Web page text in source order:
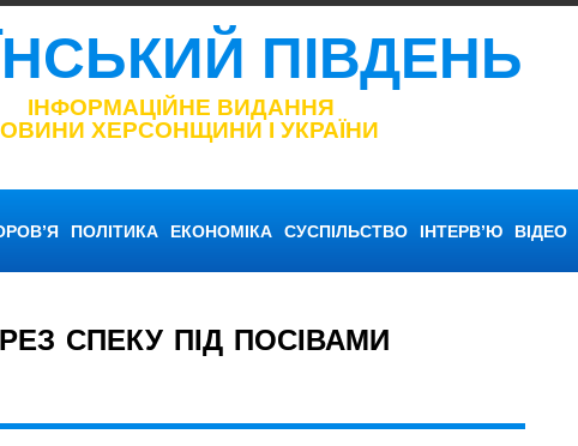
ПІВДЕНЬ
ІНФОРМАЦІЙНЕ ВИДАННЯ
ХЕРСОНЩИНИ І УКРАЇНИ
ПОЛІТИКА ЕКОНОМІКА СУСПІЛЬСТВО ІНТЕРВ’Ю ВІДЕО
СПЕКУ ПІД ПОСІВАМИ